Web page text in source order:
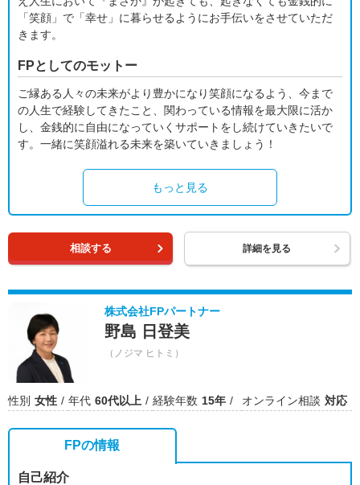
「笑顔」で「幸せ」に暮らせるようにお手伝いをさせていただ
きます。
FPとしてのモットー
ご縁ある人々の未来がより豊かになり笑顔になるよう、今まで
の人生で経験してきたこと、関わっている情報を最大限に活か
し、金銭的に自由になっていくサポートをし続けていきたいで
す。一緒に笑顔溢れる未来を築いていきましょう！
もっと見る
相談する 詳細を見る
株式会社FPパートナー
野島 日登美
（ノジマ ヒトミ）
性別 女性 年代 60代以上 経験年数 15年 オンライン相談 対応
FPの情報
自己紹介